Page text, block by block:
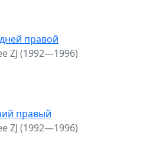
правой
ZJ (1992—1996)
правый
ZJ (1992—1996)